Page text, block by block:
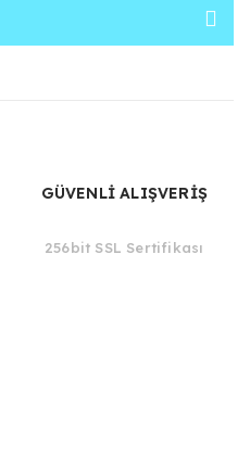
GÜVENLİ ALIŞVERİŞ
256bit SSL Sertifikası